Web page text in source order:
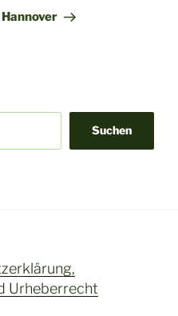
Suchen
Urheberrecht